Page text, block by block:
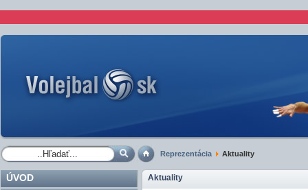
Reprezentácia Aktuality
ÚVOD
Aktuality